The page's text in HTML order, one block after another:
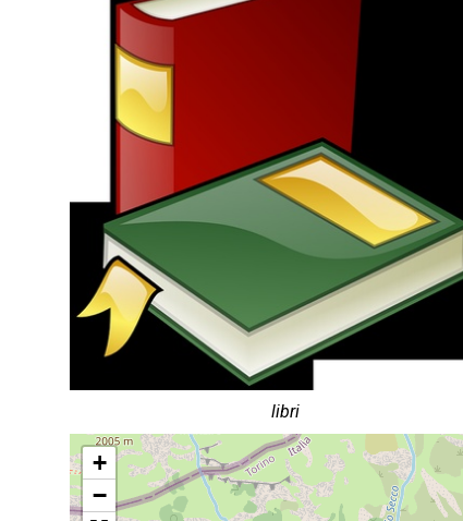
libri
+
−